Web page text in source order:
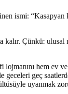
ismi:
Çünkü:
hem ev
geç
uyanmak